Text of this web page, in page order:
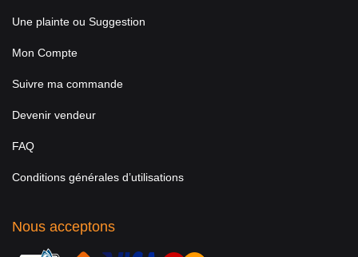
Une plainte ou Suggestion
Mon Compte
Suivre ma commande
Devenir vendeur
FAQ
Conditions générales d’utilisations
Nous acceptons